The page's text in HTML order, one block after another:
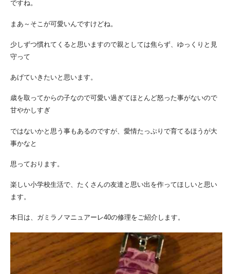
ですね。
まあ～そこが可愛いんですけどね。
少しずつ慣れてくると思いますので親としては焦らず、ゆっくりと見
守って
あげていきたいと思います。
歳を取ってからの子なので可愛い過ぎてほとんど怒った事がないので
甘やかしすぎ
ではないかと思う事もあるのですが、愛情たっぷりで育てるほうが大
事かなと
思っております。
楽しい小学校生活で、たくさんの友達と思い出を作ってほしいと思い
ます。
本日は、ガミラノマニュアーレ40の修理をご紹介します。